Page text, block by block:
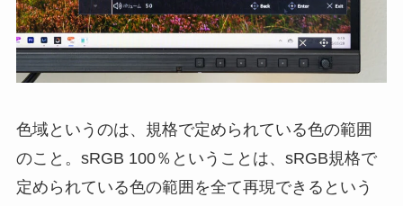
色域というのは、規格で定められている色の範囲
のこと。sRGB 100％ということは、sRGB規格で
定められている色の範囲を全て再現できるという